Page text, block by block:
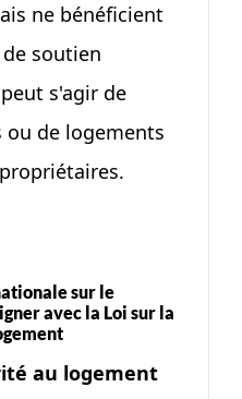
ne bénéficient
soutien
s'agir de
de logements
sur le
avec la Loi sur la
au logement